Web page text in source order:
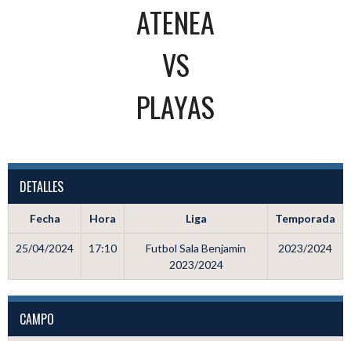
ATENEA
VS
PLAYAS
DETALLES
Fecha Hora Liga Temporada
25/04/2024 17:10
Futbol Sala Benjamin
2023/2024
2023/2024
CAMPO